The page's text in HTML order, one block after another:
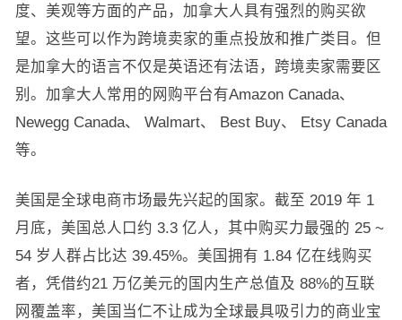
度、美观等方面的产品，加拿大人具有强烈的购买欲
望。这些可以作为跨境卖家的重点投放和推广类目。但
是加拿大的语言不仅是英语还有法语，跨境卖家需要区
别。加拿大人常用的网购平台有Amazon Canada、
Newegg Canada、 Walmart、 Best Buy、 Etsy Canada
等。
美国是全球电商市场最先兴起的国家。截至 2019 年 1
月底，美国总人口约 3.3 亿人，其中购买力最强的 25 ~
54 岁人群占比达 39.45%。美国拥有 1.84 亿在线购买
者，凭借约21 万亿美元的国内生产总值及 88%的互联
网覆盖率，美国当仁不让成为全球最具吸引力的商业宝